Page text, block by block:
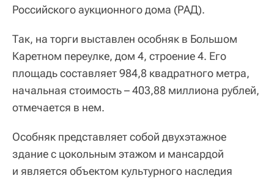
Российского аукционного дома (РАД).
Так, на торги выставлен особняк в Большом
Каретном переулке, дом 4, строение 4. Его
площадь составляет 984,8 квадратного метра,
начальная стоимость – 403,88 миллиона рублей,
отмечается в нем.
Особняк представляет собой двухэтажное
здание с цокольным этажом и мансардой
и является объектом культурного наследия